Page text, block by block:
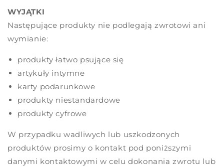
WYJĄTKI
Następujące produkty nie podlegają zwrotowi ani
wymianie:
produkty łatwo psujące się
artykuły intymne
karty podarunkowe
produkty niestandardowe
produkty cyfrowe
W przypadku wadliwych lub uszkodzonych
produktów prosimy o kontakt pod poniższymi
danymi kontaktowymi w celu dokonania zwrotu lub